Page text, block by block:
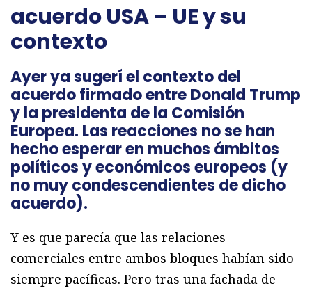
acuerdo USA – UE y su
contexto
Ayer ya sugerí el contexto del
acuerdo firmado entre Donald Trump
y la presidenta de la Comisión
Europea. Las reacciones no se han
hecho esperar en muchos ámbitos
políticos y económicos europeos (y
no muy condescendientes de dicho
acuerdo).
Y es que parecía que las relaciones
comerciales entre ambos bloques habían sido
siempre pacíficas. Pero tras una fachada de